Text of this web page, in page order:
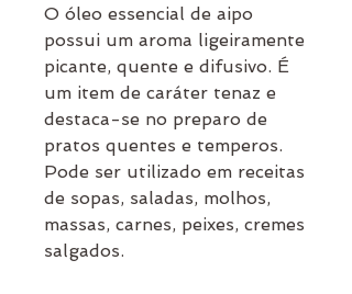
O óleo essencial de aipo
possui um aroma ligeiramente
picante, quente e difusivo. É
um item de caráter tenaz e
destaca-se no preparo de
pratos quentes e temperos.
Pode ser utilizado em receitas
de sopas, saladas, molhos,
massas, carnes, peixes, cremes
salgados.